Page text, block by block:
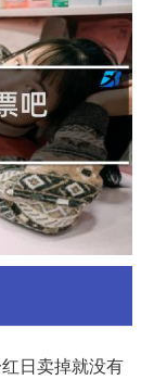
日卖掉就没有